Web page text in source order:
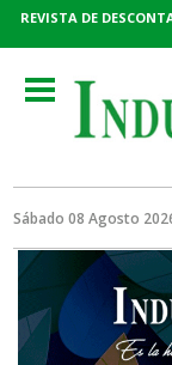
REVISTA DE
Toggle
navigation
Sábado 08 Agosto